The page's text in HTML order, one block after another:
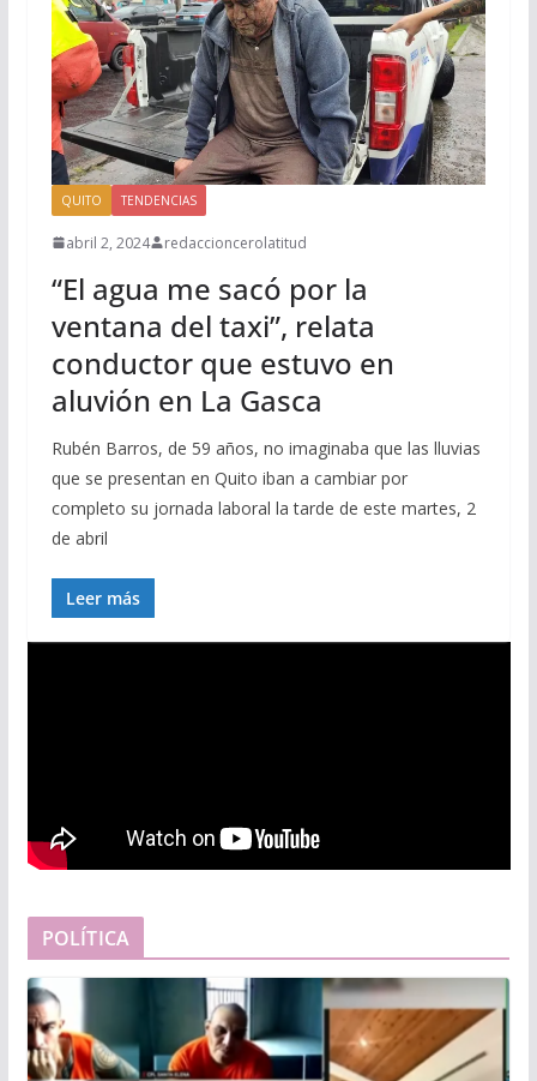
QUITO TENDENCIAS
abril 2, 2024 redaccioncerolatitud
“El agua me sacó por la
ventana del taxi”, relata
conductor que estuvo en
aluvión en La Gasca
Rubén Barros, de 59 años, no imaginaba que las lluvias
que se presentan en Quito iban a cambiar por
completo su jornada laboral la tarde de este martes, 2
de abril
Leer más
POLÍTICA